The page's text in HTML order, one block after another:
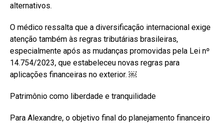
alternativos.
O médico ressalta que a diversificação internacional exige
atenção também às regras tributárias brasileiras,
especialmente após as mudanças promovidas pela Lei nº
14.754/2023, que estabeleceu novas regras para
aplicações financeiras no exterior. ￼
Patrimônio como liberdade e tranquilidade
Para Alexandre, o objetivo final do planejamento financeiro